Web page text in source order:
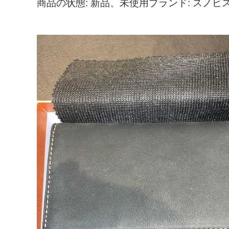
商品の状態: 新品、未使用ブランド: スノビ